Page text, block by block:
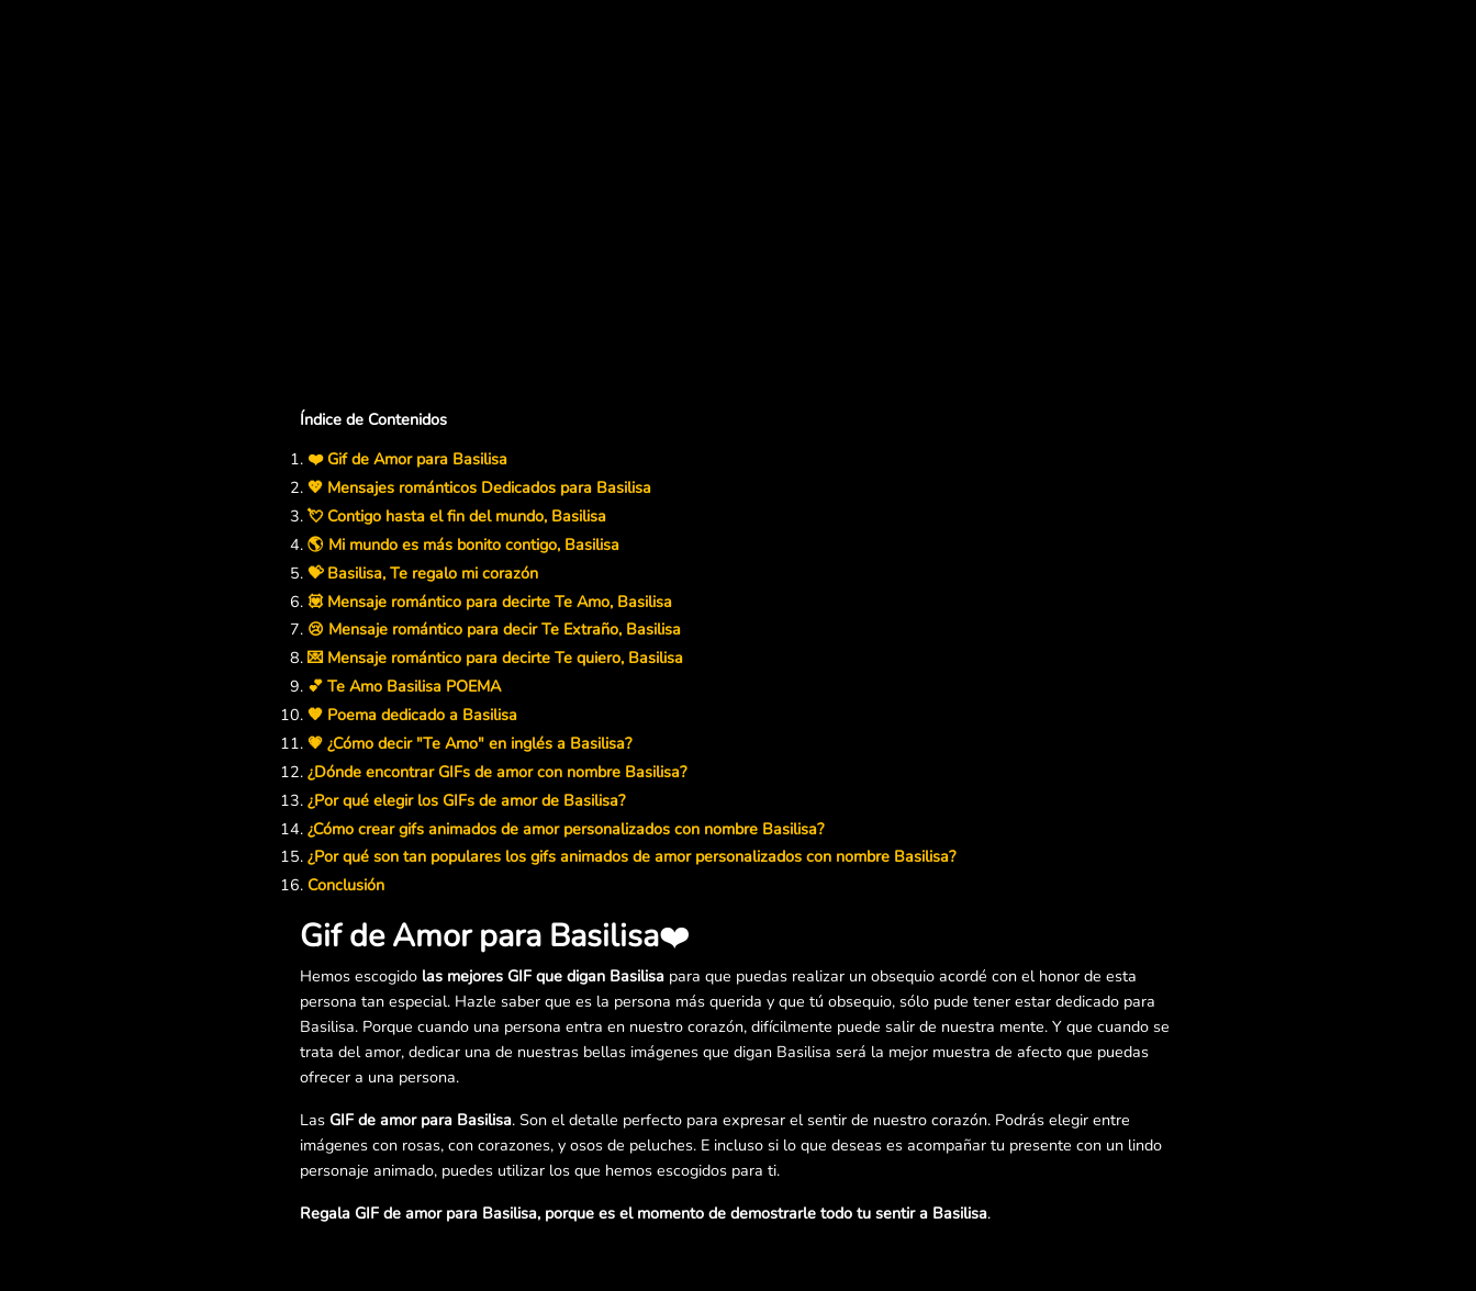
Índice de Contenidos
❤️ Gif de Amor para Basilisa
💖 Mensajes románticos Dedicados para Basilisa
💘 Contigo hasta el fin del mundo, Basilisa
🌎 Mi mundo es más bonito contigo, Basilisa
💝 Basilisa, Te regalo mi corazón
💟 Mensaje romántico para decirte Te Amo, Basilisa
😢 Mensaje romántico para decir Te Extraño, Basilisa
💌 Mensaje romántico para decirte Te quiero, Basilisa
💕 Te Amo Basilisa POEMA
🧡 Poema dedicado a Basilisa
💗 ¿Cómo decir "Te Amo" en inglés a Basilisa?
¿Dónde encontrar GIFs de amor con nombre Basilisa?
¿Por qué elegir los GIFs de amor de Basilisa?
¿Cómo crear gifs animados de amor personalizados con nombre Basilisa?
¿Por qué son tan populares los gifs animados de amor personalizados con nombre Basilisa?
Conclusión
Gif de Amor para Basilisa❤️
Hemos escogido las mejores GIF que digan Basilisapara que puedas realizar un obsequio acordé con el honor de esta
persona tan especial. Hazle saber que es la persona más querida y que tú obsequio, sólo pude tener estar dedicado para
Basilisa. Porque cuando una persona entra en nuestro corazón, difícilmente puede salir de nuestra mente. Y que cuando se
trata del amor, dedicar una de nuestras bellas imágenes que digan Basilisa será la mejor muestra de afecto que puedas
ofrecer a una persona.
Las GIF de amor para Basilisa. Son el detalle perfecto para expresar el sentir de nuestro corazón. Podrás elegir entre
imágenes con rosas, con corazones, y osos de peluches. E incluso si lo que deseas es acompañar tu presente con un lindo
personaje animado, puedes utilizar los que hemos escogidos para ti.
Regala GIF de amor para Basilisa, porque es el momento de demostrarle todo tu sentir a Basilisa.